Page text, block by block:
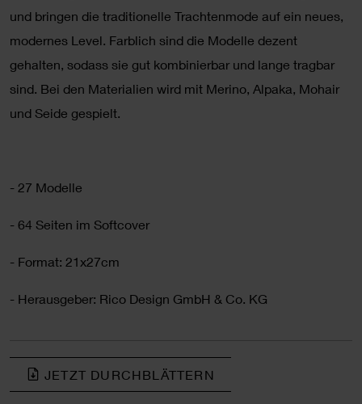
und bringen die traditionelle Trachtenmode auf ein neues,
modernes Level. Farblich sind die Modelle dezent
gehalten, sodass sie gut kombinierbar und lange tragbar
sind. Bei den Materialien wird mit Merino, Alpaka, Mohair
und Seide gespielt.
- 27 Modelle
- 64 Seiten im Softcover
- Format: 21x27cm
- Herausgeber: Rico Design GmbH & Co. KG
JETZT DURCHBLÄTTERN